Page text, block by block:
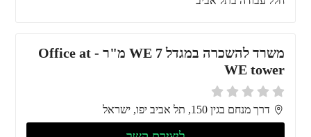
משרד להשכרה במגדל WE 7 מ"ר - Office at
WE tower
דרך מנחם בגין 150, תל אביב יפו, ישראל